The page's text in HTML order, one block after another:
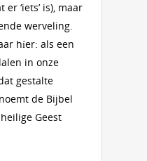
‘iets’ is), maar
werveling.
híer: als een
in onze
gestalte
de Bijbel
Geest